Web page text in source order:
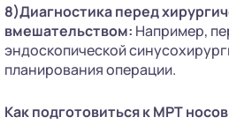
8)Диагностика перед
вмешательством: Например,
эндоскопической
планирования операции.
Как подготовиться к МРТ